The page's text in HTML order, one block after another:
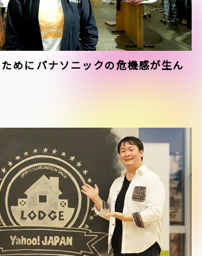
めに――パナソニックの危機感が生ん